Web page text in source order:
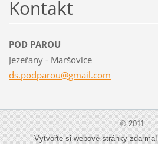
Kontakt
POD PAROU
Jezeřany - Maršovice
ds.podparou@gmail.com
© 2011
Vytvořte si webové stránky zdarma!